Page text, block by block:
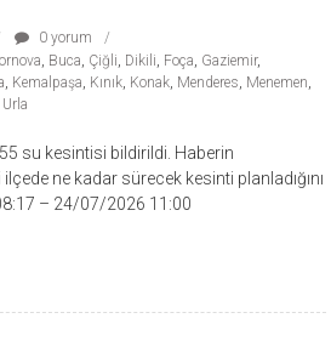
0 yorum
, Buca, Çiğli, Dikili, Foça, Gaziemir,
, Kemalpaşa, Kınık, Konak, Menderes, Menemen,
Urla
su kesintisi bildirildi. Haberin
ne kadar sürecek kesinti planladığını
– 24/07/2026 11:00